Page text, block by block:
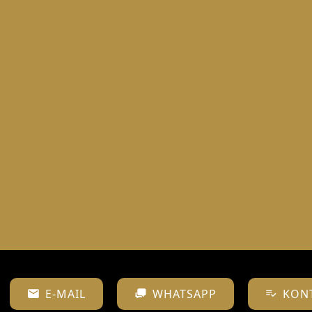
E-MAIL WHATSAPP